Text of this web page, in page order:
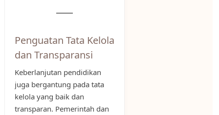
Penguatan Tata Kelola
dan Transparansi
Keberlanjutan pendidikan
juga bergantung pada tata
kelola yang baik dan
transparan. Pemerintah dan